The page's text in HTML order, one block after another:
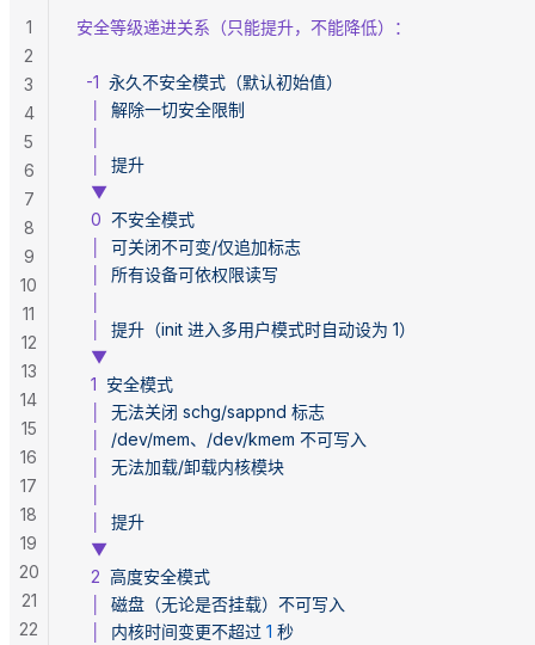
安全等级递进关系（只能提升，不能降低）：
  -1
  永久不安全模式（默认初始值）
  解除一切安全限制
  提升
   ▼
   0
  不安全模式
  可关闭不可变/仅追加标志
  所有设备可依权限读写
  提升（init
进入多用户模式时自动设为 1）
   ▼
   1
  安全模式
  无法关闭
schg/sappnd 标志
  /dev/mem、/dev/kmem
不可写入
  无法加载/卸载内核模块
  提升
   ▼
   2
  高度安全模式
  磁盘（无论是否挂载）不可写入
  内核时间变更不超过
1 秒
1
2
3
4
5
6
7
8
9
10
11
12
13
14
15
16
17
18
19
20
21
22